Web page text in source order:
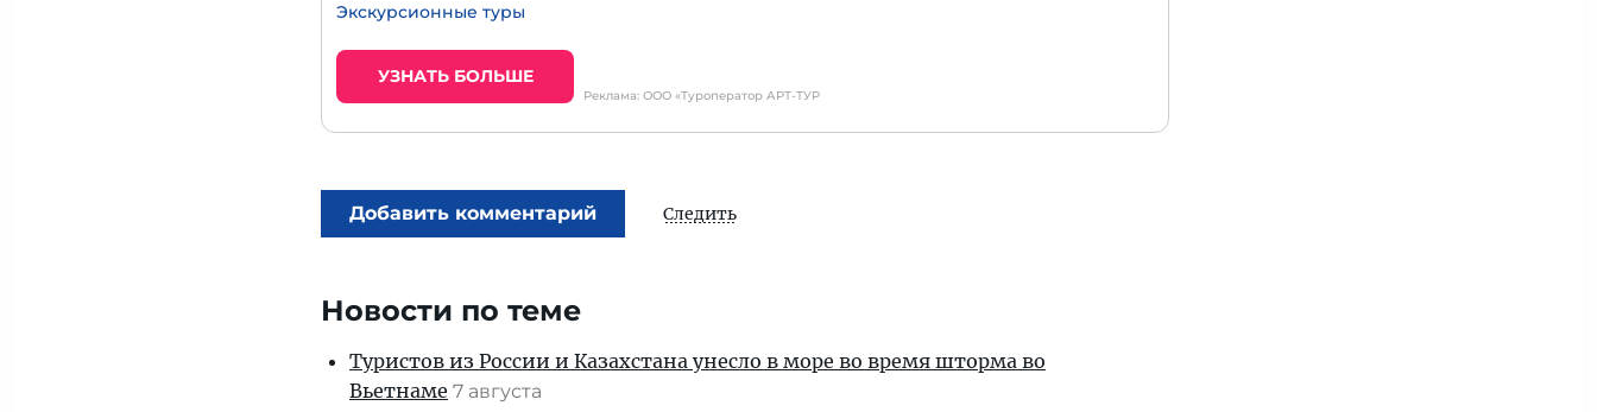
Экскурсионные туры
УЗНАТЬ БОЛЬШЕ
Реклама: ООО «Туроператор АРТ-ТУР
Добавить комментарий Следить
Новости по теме
Туристов из России и Казахстана унесло в море во время шторма во
Вьетнаме 7 августа